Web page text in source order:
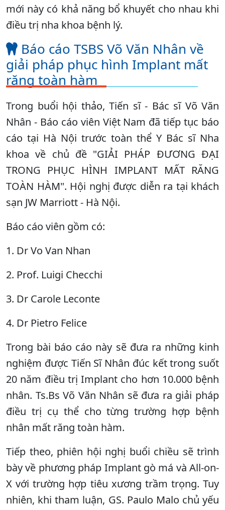
mới này có khả năng bổ khuyết cho nhau khi
điều trị nha khoa bệnh lý.
Báo cáo TSBS Võ Văn Nhân về
giải pháp phục hình Implant mất
răng toàn hàm
Trong buổi hội thảo, Tiến sĩ - Bác sĩ Võ Văn
Nhân - Báo cáo viên Việt Nam đã tiếp tục báo
cáo tại Hà Nội trước toàn thể Y Bác sĩ Nha
khoa về chủ đề "GIẢI PHÁP ĐƯƠNG ĐẠI
TRONG PHỤC HÌNH IMPLANT MẤT RĂNG
TOÀN HÀM". Hội nghị được diễn ra tại khách
sạn JW Marriott - Hà Nội.
Báo cáo viên gồm có:
1. Dr Vo Van Nhan
2. Prof. Luigi Checchi
3. Dr Carole Leconte
4. Dr Pietro Felice
Trong bài báo cáo này sẽ đưa ra những kinh
nghiệm được Tiến Sĩ Nhân đúc kết trong suốt
20 năm điều trị Implant cho hơn 10.000 bệnh
nhân. Ts.Bs Võ Văn Nhân sẽ đưa ra giải pháp
điều trị cụ thể cho từng trường hợp bệnh
nhân mất răng toàn hàm.
Tiếp theo, phiên hội nghị buổi chiều sẽ trình
bày về phương pháp Implant gò má và All-on-
X với trường hợp tiêu xương trầm trọng. Tuy
nhiên, khi tham luận, GS. Paulo Malo chủ yếu